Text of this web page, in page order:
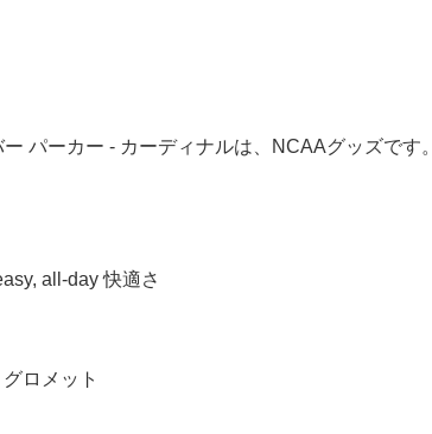
パーカー - カーディナルは、NCAAグッズです。
all-day 快適さ
ロメット